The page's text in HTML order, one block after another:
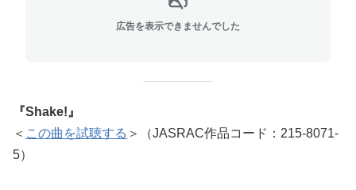
広告を表示できませんでした
『Shake!』
＜ この曲を試聴する ＞（JASRAC作品コード：215-8071-
5）